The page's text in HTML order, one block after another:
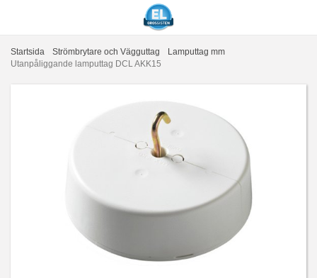
Startsida Strömbrytare och Vägguttag
Lamputtag mm
Utanpåliggande lamputtag DCL AKK15